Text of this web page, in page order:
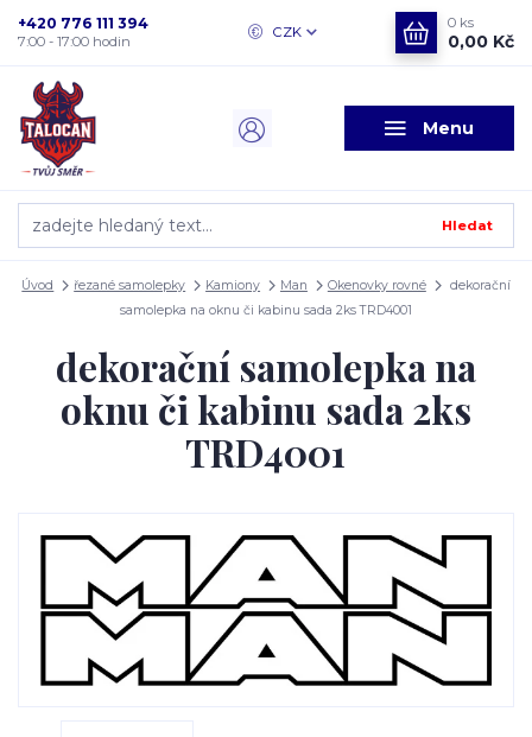
Menu
CZK
Hledat
+420 776 111 394
7:00 - 17:00 hodin
0 ks
0,00 Kč
Úvod řezané samolepky Kamiony Man Okenovky rovné
dekorační
samolepka na oknu či kabinu sada 2ks TRD4001
dekorační samolepka na
oknu či kabinu sada 2ks
TRD4001